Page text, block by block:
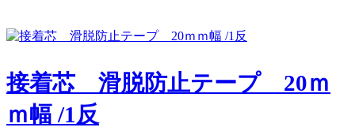
接着芯 滑脱防止テープ 20ｍ
ｍ幅 /1反